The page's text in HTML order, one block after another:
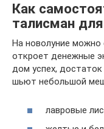
Как
талисман
На новолуние
откроет денежные
дом успех, достаток
шьют небольшой
лавровые